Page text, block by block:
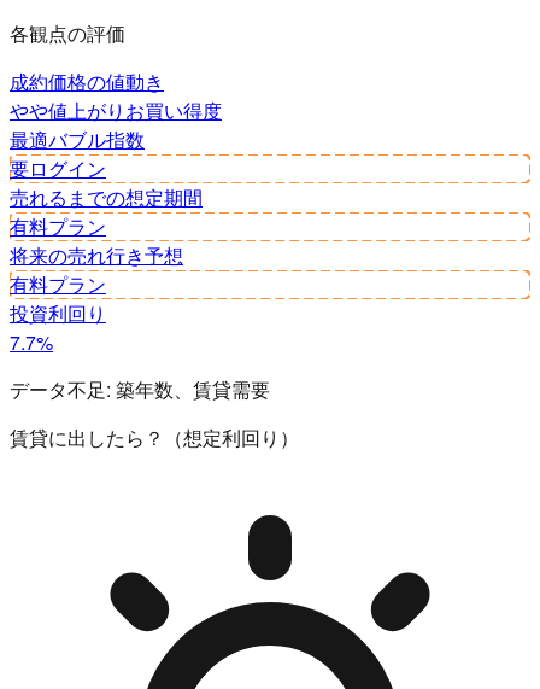
各観点の評価
成約価格の値動き
やや値上がり お買い得度
最適バブル指数
要ログイン
売れるまでの想定期間
有料プラン
将来の売れ行き予想
有料プラン
投資利回り
7.7%
データ不足: 築年数、賃貸需要
賃貸に出したら？（想定利回り）